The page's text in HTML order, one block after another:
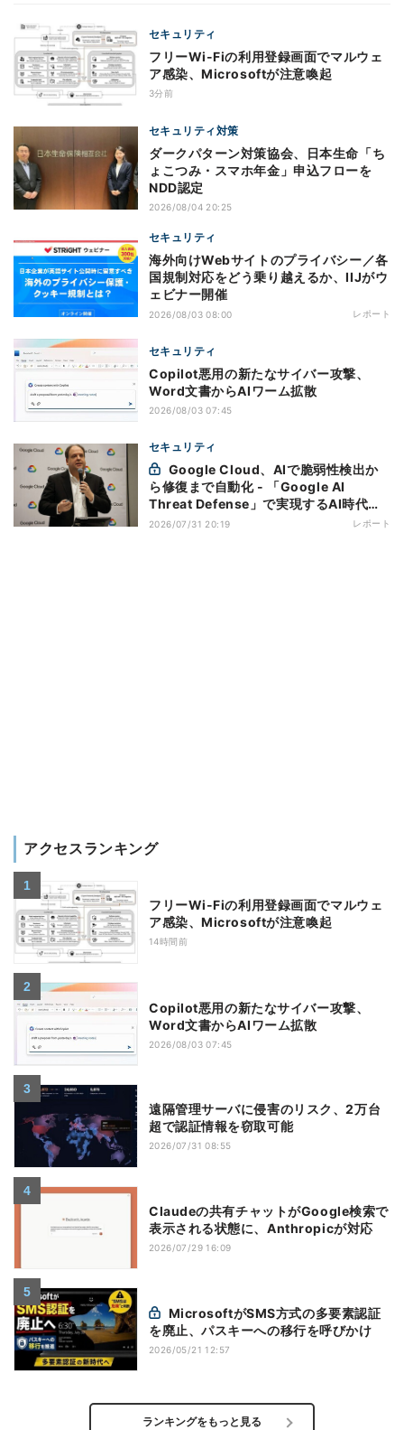
セキュリティ
フリーWi-Fiの利用登録画面でマルウェ
ア感染、Microsoftが注意喚起
3分前
セキュリティ対策
ダークパターン対策協会、日本生命「ち
ょこつみ・スマホ年金」申込フローを
NDD認定
2026/08/04 20:25
セキュリティ
海外向けWebサイトのプライバシー／各
国規制対応をどう乗り越えるか、IIJがウ
ェビナー開催
2026/08/03 08:00 レポート
セキュリティ
Copilot悪用の新たなサイバー攻撃、
Word文書からAIワーム拡散
2026/08/03 07:45
セキュリティ
ら修復まで自動化 - 「Google AI
Threat Defense」で実現するAI時代の
防御戦略
2026/07/31 20:19 レポート
アクセスランキング
フリーWi-Fiの利用登録画面でマルウェ
ア感染、Microsoftが注意喚起
14時間前
Copilot悪用の新たなサイバー攻撃、
Word文書からAIワーム拡散
2026/08/03 07:45
遠隔管理サーバに侵害のリスク、2万台
超で認証情報を窃取可能
2026/07/31 08:55
Claudeの共有チャットがGoogle検索で
表示される状態に、Anthropicが対応
2026/07/29 16:09
を廃止、パスキーへの移行を呼びかけ
2026/05/21 12:57
ランキングをもっと見る